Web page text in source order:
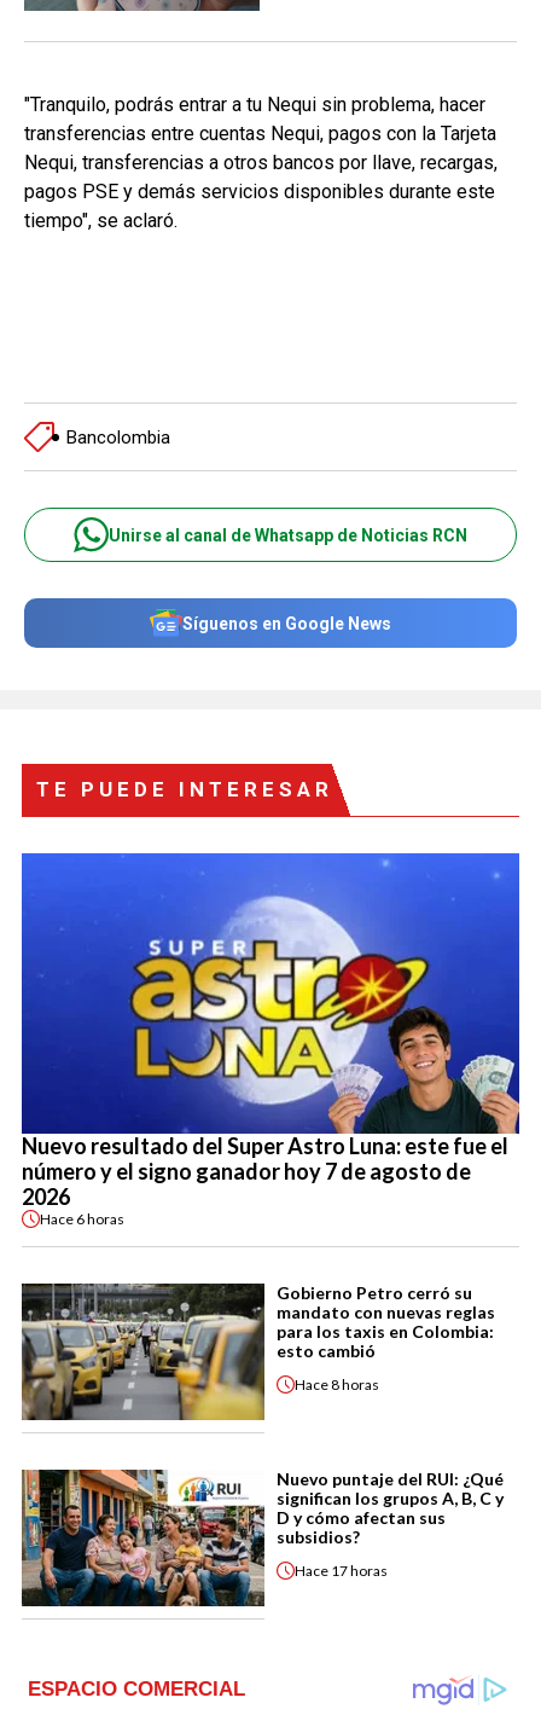
"Tranquilo, podrás entrar a tu Nequi sin problema, hacer
transferencias entre cuentas Nequi, pagos con la Tarjeta
Nequi, transferencias a otros bancos por llave, recargas,
pagos PSE y demás servicios disponibles durante este
tiempo", se aclaró.
Bancolombia
Unirse al canal de Whatsapp de Noticias RCN
Síguenos en Google News
TE PUEDE INTERESAR
Nuevo resultado del Super Astro Luna: este fue el
número y el signo ganador hoy 7 de agosto de
2026
Hace 6 horas
Gobierno Petro cerró su
mandato con nuevas reglas
para los taxis en Colombia:
esto cambió
Hace8 horas
Nuevo puntaje del RUI: ¿Qué
significan los grupos A, B, C y
D y cómo afectan sus
subsidios?
Hace 17 horas